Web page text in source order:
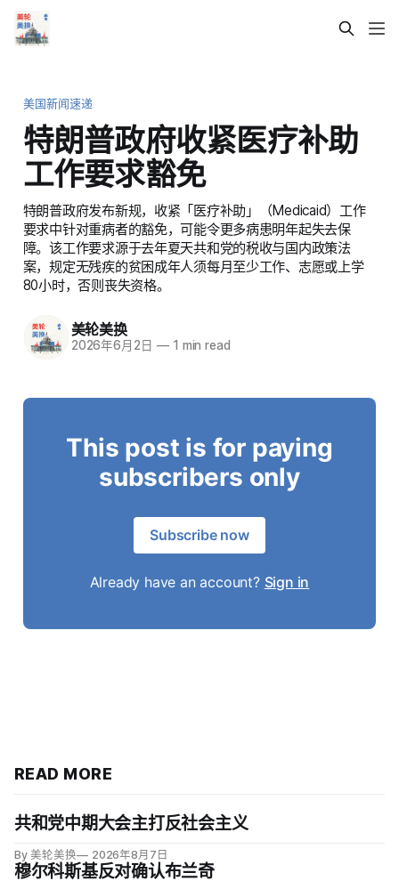
美国新闻速递
特朗普政府收紧医疗补助
工作要求豁免
特朗普政府发布新规，收紧「医疗补助」（Medicaid）工作
要求中针对重病者的豁免，可能令更多病患明年起失去保
障。该工作要求源于去年夏天共和党的税收与国内政策法
案，规定无残疾的贫困成年人须每月至少工作、志愿或上学
80小时，否则丧失资格。
美轮美换
2026年6月2日 —1 min read
This post is for paying
subscribers only
Subscribe now
Already have an account? Sign in
READ MORE
共和党中期大会主打反社会主义
By 美轮美换 2026年8月7日
穆尔科斯基反对确认布兰奇